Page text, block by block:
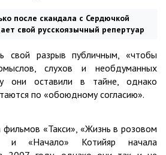
после скандала с Сердючкой
свой русскоязычный репертуар
свой разрыв публичным, «чтобы
слухов и необдуманных
они оставили в тайне, однако
по «обоюдному согласию».
«Такси», «Жизнь в розовом
и «Начало» Котийяр начала